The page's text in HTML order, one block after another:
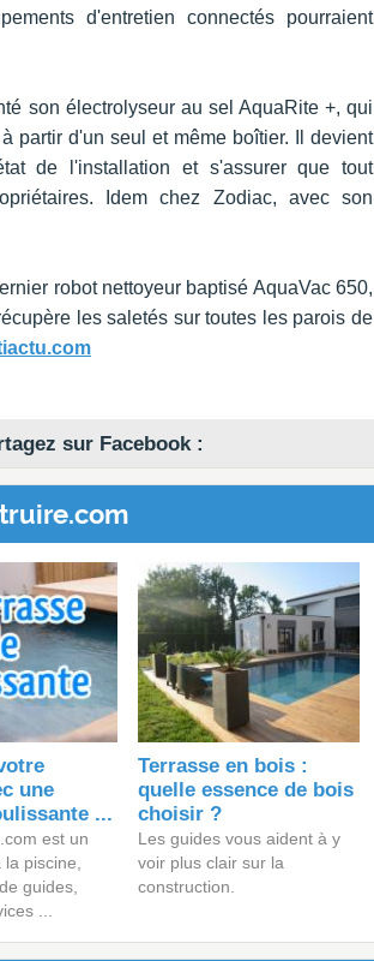
d'entretien connectés pourraient
son électrolyseur au sel AquaRite +, qui
partir d'un seul et même boîtier. Il devient
de l'installation et s'assurer que tout
Idem chez Zodiac, avec son
robot nettoyeur baptisé AquaVac 650,
les saletés sur toutes les parois de
sur Facebook :
une
...
est un
piscine,
guides,
...
Terrasse en bois :
quelle essence de bois
choisir ?
Les guides vous aident à y
voir plus clair sur la
construction.